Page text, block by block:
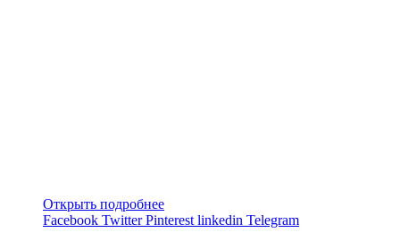
Открыть подробнее
Facebook Twitter Pinterest linkedin Telegram